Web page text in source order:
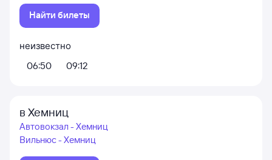
Найти билеты
неизвестно
06:50
09:12
в Хемниц
Автовокзал - Хемниц
Вильнюс - Хемниц